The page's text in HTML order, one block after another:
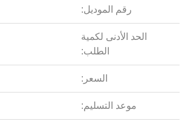
رقم الموديل:
الحد الأدنى لكمية
الطلب:
السعر:
موعد التسليم: